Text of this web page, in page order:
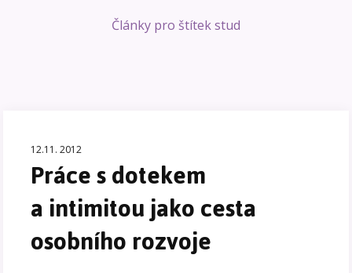
Články pro štítek stud
12.11. 2012
Práce s dotekem
a intimitou jako cesta
osobního rozvoje